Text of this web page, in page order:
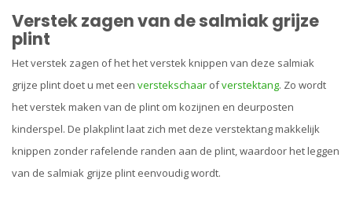
Verstek zagen van de salmiak grijze
plint
Het verstek zagen of het het verstek knippen van deze salmiak
grijze plint doet u met een verstekschaar ofverstektang. Zo wordt
het verstek maken van de plint om kozijnen en deurposten
kinderspel. De plakplint laat zich met deze verstektang makkelijk
knippen zonder rafelende randen aan de plint, waardoor het leggen
van de salmiak grijze plint eenvoudig wordt.